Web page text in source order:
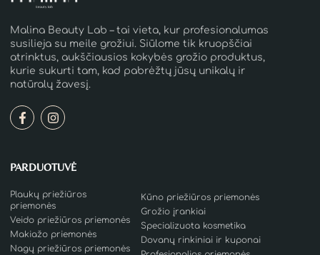
Malina Beauty Lab – tai vieta, kur profesionalumas
susilieja su meile grožiui. Siūlome tik kruopščiai
atrinktus, aukščiausios kokybės grožio produktus,
kurie sukurti tam, kad pabrėžtų jūsų unikalų ir
natūralų žavesį.
PARDUOTUVĖ
Plaukų priežiūros
priemonės
Veido priežiūros priemonės
Makiažo priemonės
Nagų priežiūros priemonės
Kūno priežiūros priemonės
Grožio įrankiai
Specializuota kosmetika
Dovanų rinkiniai ir kuponai